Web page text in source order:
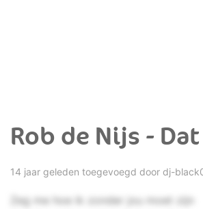
Rob de Nijs -
14 jaar geleden toegevoegd door dj-
Zeg me hoe ik zonder jou moet zijn